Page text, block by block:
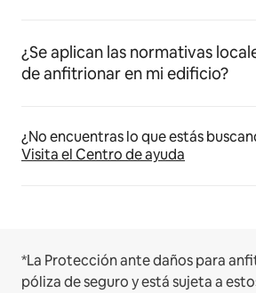
¿Se aplican las normativas
de anfitrionar en mi edificio?
¿No encuentras lo que estás
Visita el Centro de ayuda
*La Protección ante daños para
póliza de seguro y está sujeta a